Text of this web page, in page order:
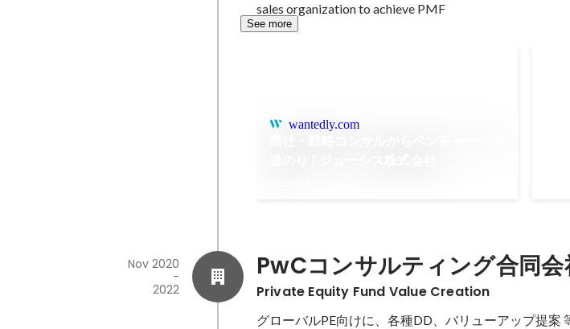
sales organization to achieve PMF
See more
wantedly.com
PwCコンサルティング合同会
Private Equity Fund Value Creation
Nov 2020
-
2022
グローバルPE向けに、各種DD、バリューアップ提案